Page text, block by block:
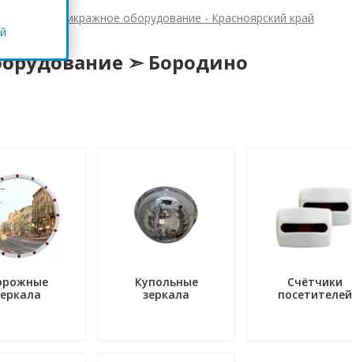
Антикражное оборудование - Красноярский край
➣ Бородино
Купольные
зеркала
Счётчики
посетителей